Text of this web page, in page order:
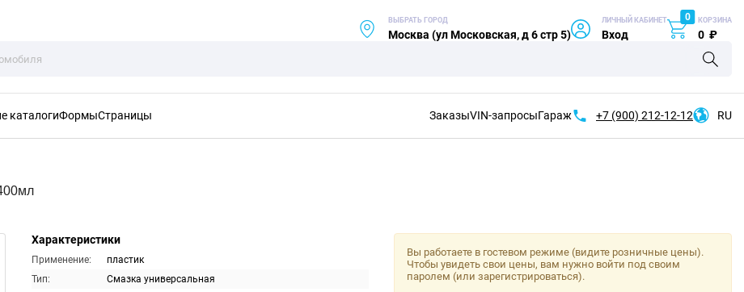
ВЫБРАТЬ ГОРОД
Москва (ул Московская, д 6 стр 5)
ЛИЧНЫЙ КАБИНЕТ
Вход
0 КОРЗИНА
0 ₽
каталогиФормыСтраницы ЗаказыVIN-запросыГараж +7 (900) 212-12-12 RU
Характеристики
Применение:
пластик
Тип:
Смазка универсальная
Вы работаете в гостевом режиме (видите розничные цены).
Чтобы увидеть свои цены, вам нужно войти под своим
паролем (или зарегистрироваться).